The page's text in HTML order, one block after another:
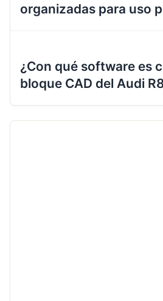
organizadas para uso
¿Con qué software es
bloque CAD del Audi